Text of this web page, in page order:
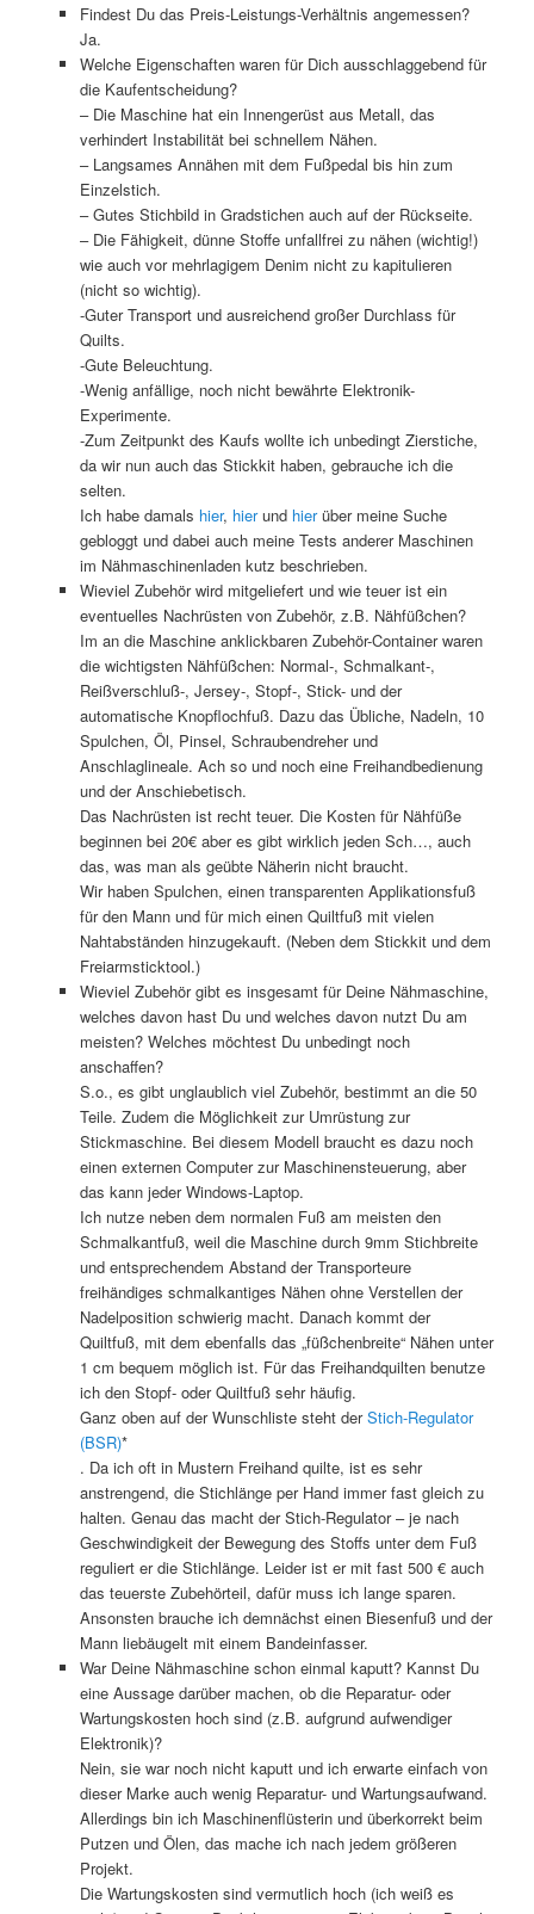
Findest Du das Preis-Leistungs-Verhältnis angemessen?
Ja.
Welche Eigenschaften waren für Dich ausschlaggebend für
die Kaufentscheidung?
– Die Maschine hat ein Innengerüst aus Metall, das
verhindert Instabilität bei schnellem Nähen.
– Langsames Annähen mit dem Fußpedal bis hin zum
Einzelstich.
– Gutes Stichbild in Gradstichen auch auf der Rückseite.
– Die Fähigkeit, dünne Stoffe unfallfrei zu nähen (wichtig!)
wie auch vor mehrlagigem Denim nicht zu kapitulieren
(nicht so wichtig).
-Guter Transport und ausreichend großer Durchlass für
Quilts.
-Gute Beleuchtung.
-Wenig anfällige, noch nicht bewährte Elektronik-
Experimente.
-Zum Zeitpunkt des Kaufs wollte ich unbedingt Zierstiche,
da wir nun auch das Stickkit haben, gebrauche ich die
selten.
Ich habe damals hier, hierund hierüber meine Suche
gebloggt und dabei auch meine Tests anderer Maschinen
im Nähmaschinenladen kutz beschrieben.
Wieviel Zubehör wird mitgeliefert und wie teuer ist ein
eventuelles Nachrüsten von Zubehör, z.B. Nähfüßchen?
Im an die Maschine anklickbaren Zubehör-Container waren
die wichtigsten Nähfüßchen: Normal-, Schmalkant-,
Reißverschluß-, Jersey-, Stopf-, Stick- und der
automatische Knopflochfuß. Dazu das Übliche, Nadeln, 10
Spulchen, Öl, Pinsel, Schraubendreher und
Anschlaglineale. Ach so und noch eine Freihandbedienung
und der Anschiebetisch.
Das Nachrüsten ist recht teuer. Die Kosten für Nähfüße
beginnen bei 20€ aber es gibt wirklich jeden Sch…, auch
das, was man als geübte Näherin nicht braucht.
Wir haben Spulchen, einen transparenten Applikationsfuß
für den Mann und für mich einen Quiltfuß mit vielen
Nahtabständen hinzugekauft. (Neben dem Stickkit und dem
Freiarmsticktool.)
Wieviel Zubehör gibt es insgesamt für Deine Nähmaschine,
welches davon hast Du und welches davon nutzt Du am
meisten? Welches möchtest Du unbedingt noch
anschaffen?
S.o., es gibt unglaublich viel Zubehör, bestimmt an die 50
Teile. Zudem die Möglichkeit zur Umrüstung zur
Stickmaschine. Bei diesem Modell braucht es dazu noch
einen externen Computer zur Maschinensteuerung, aber
das kann jeder Windows-Laptop.
Ich nutze neben dem normalen Fuß am meisten den
Schmalkantfuß, weil die Maschine durch 9mm Stichbreite
und entsprechendem Abstand der Transporteure
freihändiges schmalkantiges Nähen ohne Verstellen der
Nadelposition schwierig macht. Danach kommt der
Quiltfuß, mit dem ebenfalls das „füßchenbreite“ Nähen unter
1 cm bequem möglich ist. Für das Freihandquilten benutze
ich den Stopf- oder Quiltfuß sehr häufig.
Ganz oben auf der Wunschliste steht derStich-Regulator
(BSR)*
. Da ich oft in Mustern Freihand quilte, ist es sehr
anstrengend, die Stichlänge per Hand immer fast gleich zu
halten. Genau das macht der Stich-Regulator – je nach
Geschwindigkeit der Bewegung des Stoffs unter dem Fuß
reguliert er die Stichlänge. Leider ist er mit fast 500 € auch
das teuerste Zubehörteil, dafür muss ich lange sparen.
Ansonsten brauche ich demnächst einen Biesenfuß und der
Mann liebäugelt mit einem Bandeinfasser.
War Deine Nähmaschine schon einmal kaputt? Kannst Du
eine Aussage darüber machen, ob die Reparatur- oder
Wartungskosten hoch sind (z.B. aufgrund aufwendiger
Elektronik)?
Nein, sie war noch nicht kaputt und ich erwarte einfach von
dieser Marke auch wenig Reparatur- und Wartungsaufwand.
Allerdings bin ich Maschinenflüsterin und überkorrekt beim
Putzen und Ölen, das mache ich nach jedem größeren
Projekt.
Die Wartungskosten sind vermutlich hoch (ich weiß es